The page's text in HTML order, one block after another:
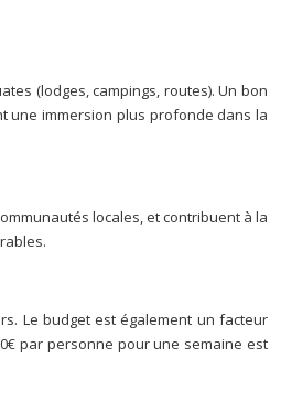
(lodges, campings, routes). Un bon
une immersion plus profonde dans la
locales, et contribuent à la
Le budget est également un facteur
par personne pour une semaine est